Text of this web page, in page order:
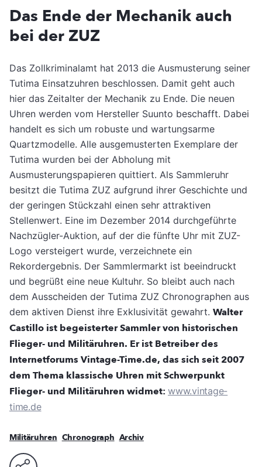
Das Ende der Mechanik auch
bei der ZUZ
Das Zollkriminalamt hat 2013 die Ausmusterung seiner
Tutima Einsatzuhren beschlossen. Damit geht auch
hier das Zeitalter der Mechanik zu Ende. Die neuen
Uhren werden vom Hersteller Suunto beschafft. Dabei
handelt es sich um robuste und wartungsarme
Quartzmodelle. Alle ausgemusterten Exemplare der
Tutima wurden bei der Abholung mit
Ausmusterungspapieren quittiert. Als Sammleruhr
besitzt die Tutima ZUZ aufgrund ihrer Geschichte und
der geringen Stückzahl einen sehr attraktiven
Stellenwert. Eine im Dezember 2014 durchgeführte
Nachzügler-Auktion, auf der die fünfte Uhr mit ZUZ-
Logo versteigert wurde, verzeichnete ein
Rekordergebnis. Der Sammlermarkt ist beeindruckt
und begrüßt eine neue Kultuhr. So bleibt auch nach
dem Ausscheiden der Tutima ZUZ Chronographen aus
dem aktiven Dienst ihre Exklusivität gewahrt. Walter
Castillo ist begeisterter Sammler von historischen
Flieger- und Militäruhren. Er ist Betreiber des
Internetforums Vintage-Time.de, das sich seit 2007
dem Thema klassische Uhren mit Schwerpunkt
Flieger- und Militäruhren widmet: www.vintage-
time.de
Militäruhren Chronograph Archiv